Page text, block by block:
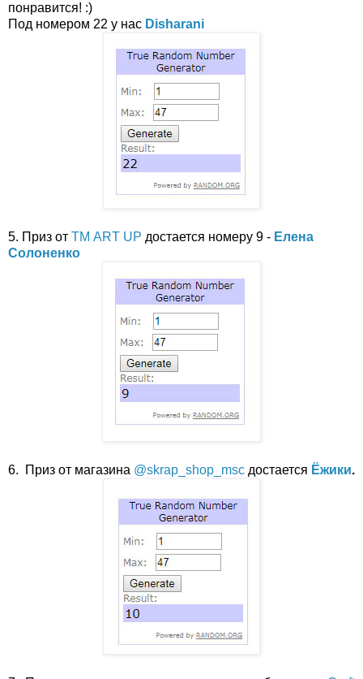
понравится! :)
Под номером 22 у нас Disharani
5. Приз от ТМ ART UP достается номеру 9 - Елена
Солоненко
6. Приз от магазина @skrap_shop_msc достается Ёжики.